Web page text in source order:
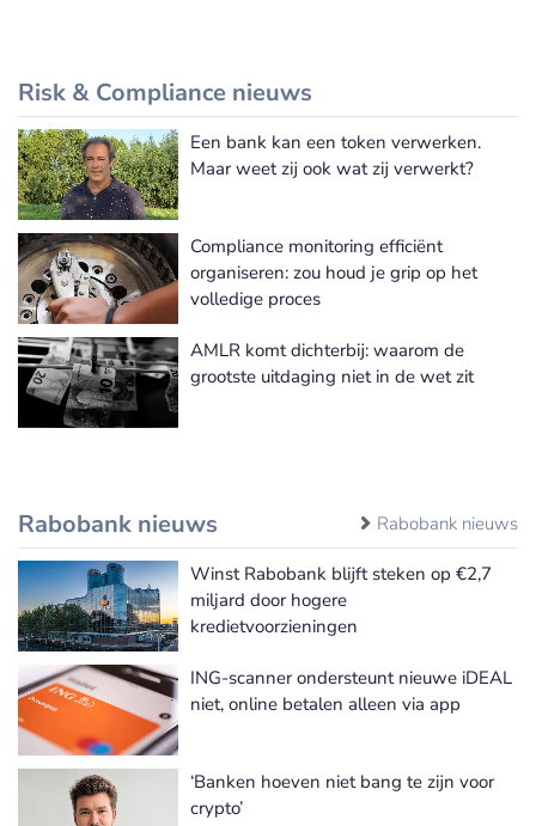
Risk & Compliance nieuws
Meer Risk & Compliance nieuws
Een bank kan een token verwerken.
Maar weet zij ook wat zij verwerkt?
Compliance monitoring efficiënt
organiseren: zou houd je grip op het
volledige proces
AMLR komt dichterbij: waarom de
grootste uitdaging niet in de wet zit
Rabobank nieuws Rabobank nieuws
Winst Rabobank blijft steken op €2,7
miljard door hogere
kredietvoorzieningen
ING-scanner ondersteunt nieuwe iDEAL
niet, online betalen alleen via app
‘Banken hoeven niet bang te zijn voor
crypto’